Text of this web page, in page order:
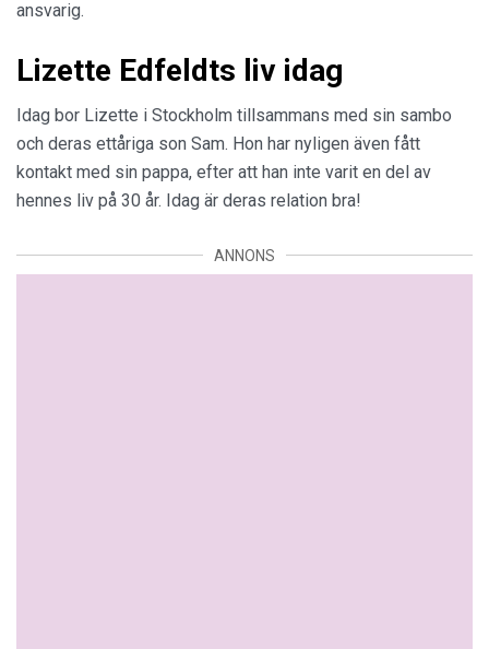
ansvarig.
Lizette Edfeldts liv idag
Idag bor Lizette i Stockholm tillsammans med sin sambo
och deras ettåriga son Sam. Hon har nyligen även fått
kontakt med sin pappa, efter att han inte varit en del av
hennes liv på 30 år. Idag är deras relation bra!
ANNONS